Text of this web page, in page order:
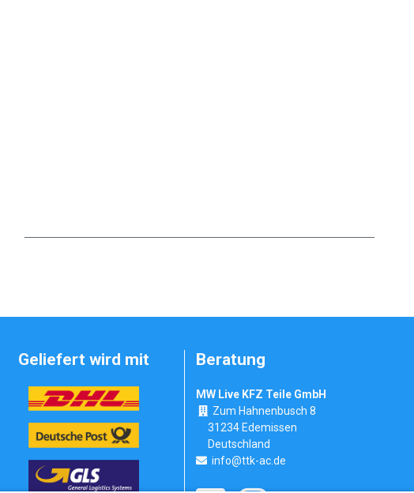
Geliefert wird mit Beratung
MW Live KFZ Teile GmbH
Zum Hahnenbusch 8
31234 Edemissen
Deutschland
info@ttk-ac.de